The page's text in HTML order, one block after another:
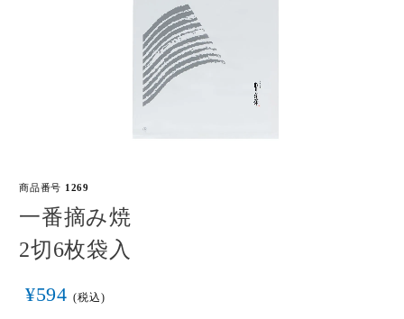
ご利用ガイド
お問い合わせ
商品番号 1269
一番摘み焼
2切6枚袋入
¥594 税込